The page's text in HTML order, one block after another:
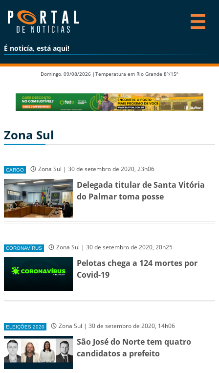
É noticía, está aqui!
Domingo, 09/08/2026 | Temperatura em Rio Grande 8º/15º
Zona Sul
CARGO Zona Sul | 30 de setembro de 2020, 23h06
Delegada titular de Santa Vitória
do Palmar toma posse
CORONAVÍRUS Zona Sul | 30 de setembro de 2020, 20h25
Pelotas chega a 124 mortes por
Covid-19
ELEIÇÕES 2020 Zona Sul | 30 de setembro de 2020, 14h06
São José do Norte tem quatro
candidatos a prefeito